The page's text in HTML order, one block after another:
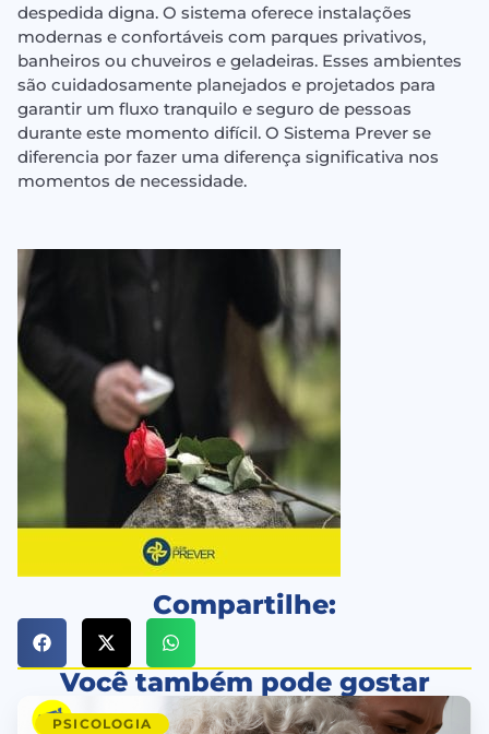
despedida digna. O sistema oferece instalações
modernas e confortáveis ​​com parques privativos,
banheiros ou chuveiros e geladeiras. Esses ambientes
são cuidadosamente planejados e projetados para
garantir um fluxo tranquilo e seguro de pessoas
durante este momento difícil. O Sistema Prever se
diferencia por fazer uma diferença significativa nos
momentos de necessidade.
Compartilhe:
Você também pode gostar
PSICOLOGIA